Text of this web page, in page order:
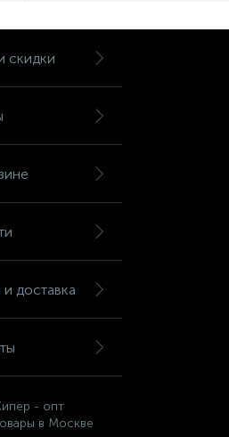
скидки
доставка
- опт
в Москве